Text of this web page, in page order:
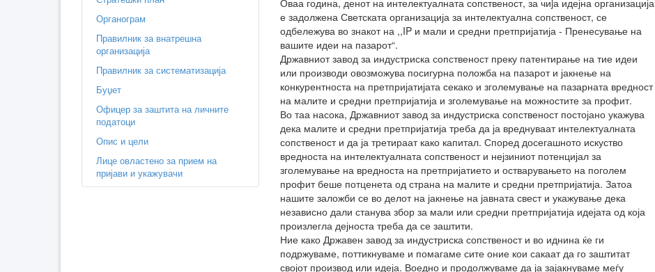
Органограм
Правилник за внатрешна
организација
Правилник за систематизација
Буџет
Офицер за заштита на личните
податоци
Опис и цели
Лице овластено за прием на
пријави и укажувачи
Оваа година, денот на интелектуалната сопственост, за чиjа идејна организација
е задолжена Светската организација за интелектуална сопственост, се
одбележува во знакот на ,,IP и мали и средни претпријатија - Пренесување на
вашите идеи на пазарот“.
Државниот завод за индустриска сопственост преку патентирање на тие идеи
или производи овозможува посигурна положба на пазарот и јакнење на
конкурентноста на претпријатијата секако и зголемување на пазарната вредност
на малите и средни претпријатија и зголемување на можностите за профит.
Во таа насока, Државниот завод за индустриска сопственост постојано укажува
дека малите и средни претпријатија треба да ја вреднуваат интелектуалната
сопственост и да ја третираат како капитал. Според досегашното искуство
вредноста на интелектуалната сопственост и нејзиниот потенцијал за
зголемување на вредноста на претпријатието и остварувањето на поголем
профит беше потценета од страна на малите и средни претпријатија. Затоа
нашите заложби се во делот на јакнење на јавната свест и укажување дека
независно дали станува збор за мали или средни претпријатија идејата од која
произлегла дејноста треба да се заштити.
Ние како Државен завод за индустриска сопственост и во иднина ќе ги
подржуваме, поттикнуваме и помагаме сите оние кои сакаат да го заштитат
својот производ или идеја. Воедно и продолжуваме да ја зајакнуваме меѓу